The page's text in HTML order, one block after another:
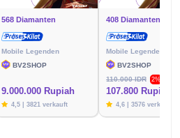
568 Diamanten
Mobile Legenden
BV2SHOP
9.000.000 Rupiah
4,5 | 3821 verkauft
408 Diamanten
Mobile Legenden
BV2SHOP
110.000 IDR
2%
107.800 Rupien
4,6 | 3576 verkauft